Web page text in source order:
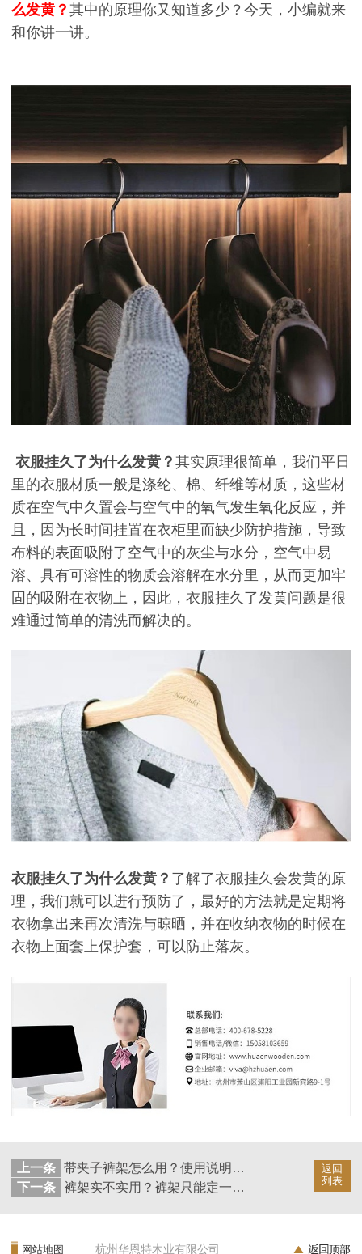
么发黄？ 其中的原理你又知道多少？今天，小编就来
和你讲一讲。
衣服挂久了为什么发黄？ 其实原理很简单，我们平日
里的衣服材质一般是涤纶、棉、纤维等材质，这些材
质在空气中久置会与空气中的氧气发生氧化反应，并
且，因为长时间挂置在衣柜里而缺少防护措施，导致
布料的表面吸附了空气中的灰尘与水分，空气中易
溶、具有可溶性的物质会溶解在水分里，从而更加牢
固的吸附在衣物上，因此，衣服挂久了发黄问题是很
难通过简单的清洗而解决的。
衣服挂久了为什么发黄？ 了解了衣服挂久会发黄的原
理，我们就可以进行预防了，最好的方法就是定期将
衣物拿出来再次清洗与晾晒，并在收纳衣物的时候在
衣物上面套上保护套，可以防止落灰。
返回
列表
上一条
带夹子裤架怎么用？使用说明可不能忽略【华恩衣架】
下一条
裤架实不实用？裤架只能定一半【华恩衣架】
网站地图 杭州华恩特木业有限公司